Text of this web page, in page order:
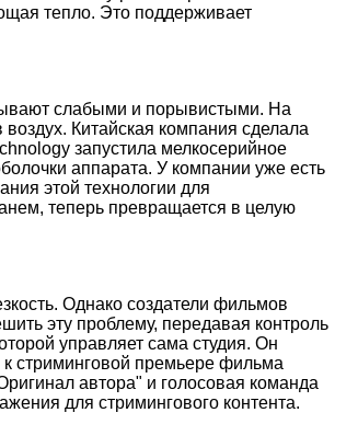
тепло. Это поддерживает
слабыми и порывистыми. На
Китайская компания сделала
запустила мелкосерийное
аппарата. У компании уже есть
этой технологии для
теперь превращается в целую
Однако создатели фильмов
эту проблему, передавая контроль
управляет сама студия. Он
стриминговой премьере фильма
автора" и голосовая команда
для стримингового контента.